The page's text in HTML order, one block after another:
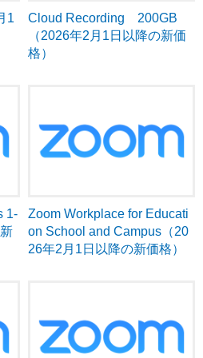
1
Cloud Recording 200GB
（2026年2月1日以降の新価
格）
1-
Zoom Workplace for Educati
on School and Campus（20
26年2月1日以降の新価格）